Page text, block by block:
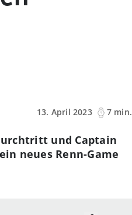
13. April 2023
7 min.
und Captain
neues Renn-Game